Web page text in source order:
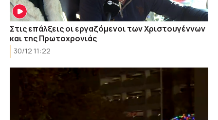
Στις επάλξεις οι εργαζόμενοι των Χριστουγέννων
και της Πρωτοχρονιάς
30/12 11:22